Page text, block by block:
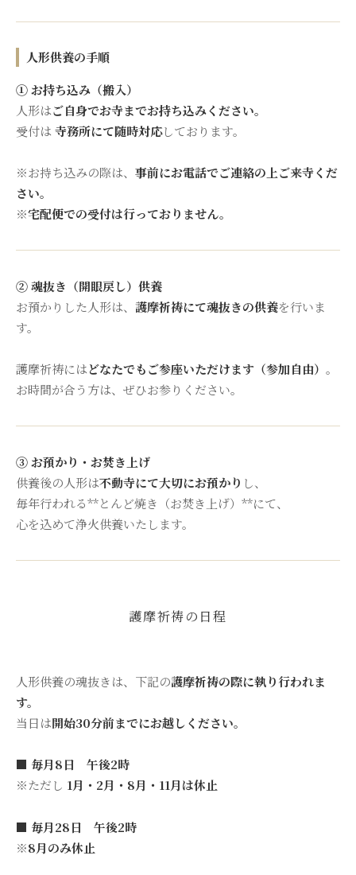
人形供養の手順
① お持ち込み（搬入）
人形はご自身でお寺までお持ち込みください。
受付は 寺務所にて随時対応しております。
※お持ち込みの際は、 事前にお電話でご連絡の上ご来寺くだ
さい。
※宅配便での受付は行っておりません。
② 魂抜き（開眼戻し）供養
お預かりした人形は、 護摩祈祷にて魂抜きの供養を行いま
す。
護摩祈祷にはどなたでもご参座いただけます（参加自由） 。
お時間が合う方は、ぜひお参りください。
③ お預かり・お焚き上げ
供養後の人形は不動寺にて大切にお預かり し、
毎年行われる**とんど焼き（お焚き上げ）**にて、
心を込めて浄火供養いたします。
護摩祈祷の日程
人形供養の魂抜きは、下記の護摩祈祷の際に執り行われま
す。
当日は開始30分前までにお越しください。
■ 毎月8日 午後2時
※ただし 1月・2月・8月・11月は休止
■ 毎月28日 午後2時
※8月のみ休止